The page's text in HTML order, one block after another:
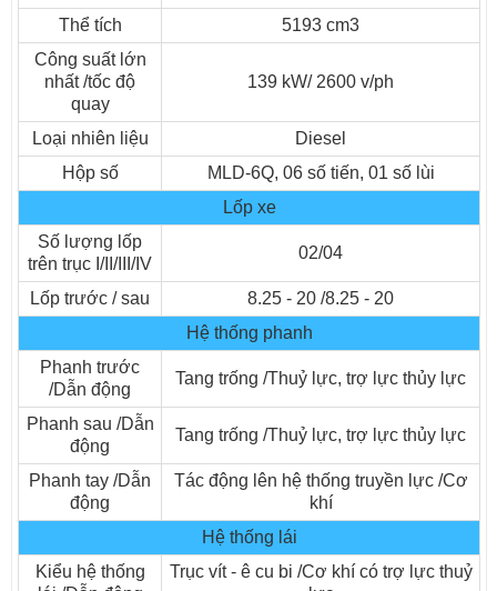
Xe tải ISUZU Vĩnh Phát VM FN129L4 8t2 thùng dài 6m9
Thể tích
5193 cm3
Công suất lớn
nhất /tốc độ
quay
139 kW/ 2600 v/ph
Loại nhiên liệu
Diesel
Hộp số
MLD-6Q, 06 số tiến, 01 số lùi
Lốp xe
Số lượng lốp
trên trục I/II/III/IV
02/04
Lốp trước / sau
8.25 - 20 /8.25 - 20
Hệ thống phanh
Phanh trước
/Dẫn động
Tang trống /Thuỷ lực, trợ lực thủy lực
Phanh sau /Dẫn
động
Tang trống /Thuỷ lực, trợ lực thủy lực
Phanh tay /Dẫn
động
Tác động lên hệ thống truyền lực /Cơ
khí
Hệ thống lái
Kiểu hệ thống
Trục vít - ê cu bi /Cơ khí có trợ lực thuỷ